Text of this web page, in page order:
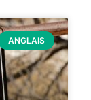
ANGLAIS